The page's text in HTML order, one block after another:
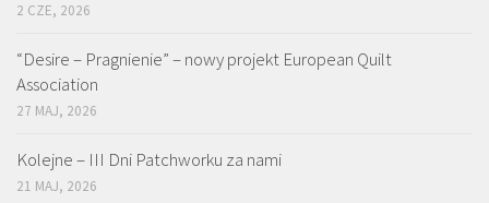
2 CZE, 2026
“Desire – Pragnienie” – nowy projekt European Quilt
Association
27 MAJ, 2026
Kolejne – III Dni Patchworku za nami
21 MAJ, 2026